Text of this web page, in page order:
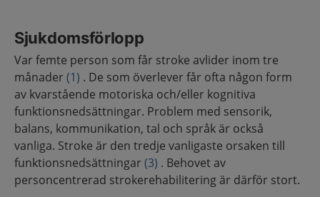
Sjukdomsförlopp
Var femte person som får stroke avlider inom tre
månader (1) . De som överlever får ofta någon form
av kvarstående motoriska och/eller kognitiva
funktionsnedsättningar. Problem med sensorik,
balans, kommunikation, tal och språk är också
vanliga. Stroke är den tredje vanligaste orsaken till
funktionsnedsättningar (3) . Behovet av
personcentrerad strokerehabilitering är därför stort.